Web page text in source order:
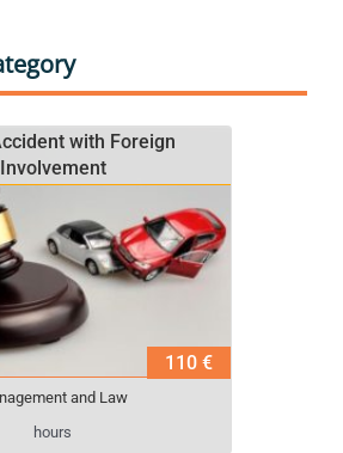
110 €
with Foreign
Involvement
and Law
hours